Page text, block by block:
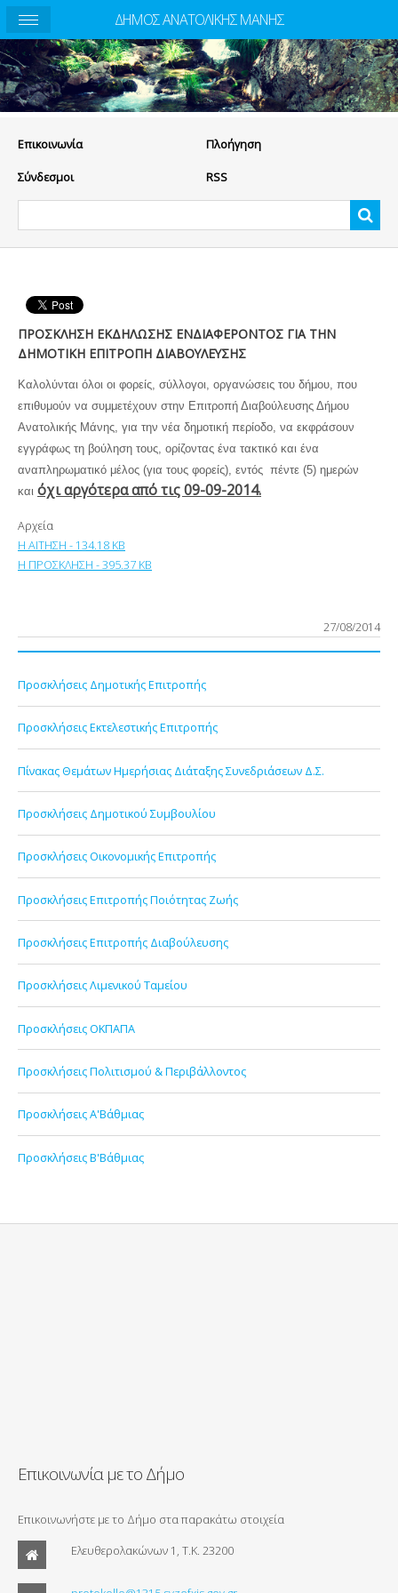
Eπικοινωνία Πλοήγηση
Σύνδεσμοι RSS
ΠΡΟΣΚΛΗΣΗ ΕΚΔΗΛΩΣΗΣ ΕΝΔΙΑΦΕΡΟΝΤΟΣ ΓΙΑ ΤΗΝ
ΔΗΜΟΤΙΚΗ ΕΠΙΤΡΟΠΗ ΔΙΑΒΟΥΛΕΥΣΗΣ
Καλολύνται όλοι οι φορείς, σύλλογοι, οργανώσεις του δήμου, που
επιθυμούν να συμμετέχουν στην Επιτροπή Διαβούλευσης Δήμου
Ανατολικής Μάνης, για την νέα δημοτική περίοδο, να εκφράσουν
εγγράφως τη βούληση τους, ορίζοντας ένα τακτικό και ένα
αναπληρωματικό μέλος (για τους φορείς), εντός πέντε (5) ημερών
και όχι αργότερα από τις 09-09-2014.
Αρχεία
Η ΑΙΤΗΣΗ - 134.18 KB
Η ΠΡΟΣΚΛΗΣΗ - 395.37 KB
27/08/2014
Προσκλήσεις Δημοτικής Επιτροπής
Προσκλήσεις Εκτελεστικής Επιτροπής
Πίνακας Θεμάτων Ημερήσιας Διάταξης Συνεδριάσεων Δ.Σ.
Προσκλήσεις Δημοτικού Συμβουλίου
Προσκλήσεις Οικονομικής Επιτροπής
Προσκλήσεις Επιτροπής Ποιότητας Ζωής
Προσκλήσεις Επιτροπής Διαβούλευσης
Προσκλήσεις Λιμενικού Ταμείου
Προσκλήσεις ΟΚΠΑΠΑ
Προσκλήσεις Πολιτισμού & Περιβάλλοντος
Προσκλήσεις Α'Βάθμιας
Προσκλήσεις Β'Βάθμιας
Επικοινωνία με το Δήμο
Επικοινωνήστε με το Δήμο στα παρακάτω στοιχεία
Ελευθερολακώνων 1, Τ.Κ. 23200
ΔΗΜΟΣ ΑΝΑΤΟΛΙΚΗΣ ΜΑΝΗΣ